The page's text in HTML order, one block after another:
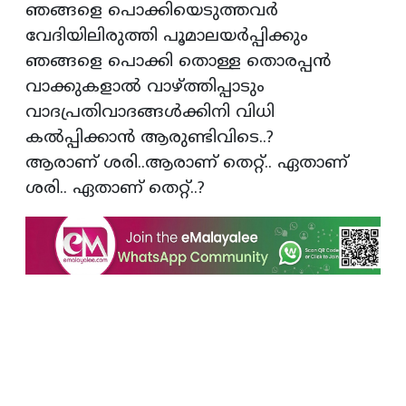
ഞങ്ങളെ പൊക്കിയെടുത്തവർ
വേദിയിലിരുത്തി പൂമാലയർപ്പിക്കും
ഞങ്ങളെ പൊക്കി തൊള്ള തൊരപ്പൻ
വാക്കുകളാൽ വാഴ്ത്തിപ്പാടും
വാദപ്രതിവാദങ്ങൾക്കിനി വിധി
കൽപ്പിക്കാൻ ആരുണ്ടിവിടെ..?
ആരാണ് ശരി..ആരാണ് തെറ്റ്.. ഏതാണ്
ശരി.. ഏതാണ് തെറ്റ്..?